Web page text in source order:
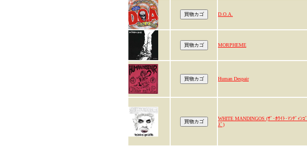
D.O.A.
MORPHEME
Human Despair
WHITE MANDINGOS (ｻﾞ･ﾎﾜｲﾄ･ﾏﾝﾃﾞｨﾝｺﾞ
ｽﾞ)